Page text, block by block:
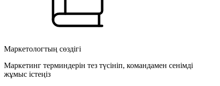
Маркетологтың сөздігі
Маркетинг терминдерін тез түсініп, командамен сенімді
жұмыс істеңіз